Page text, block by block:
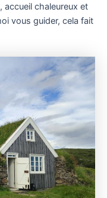
chaleureux et
vous guider, cela fait